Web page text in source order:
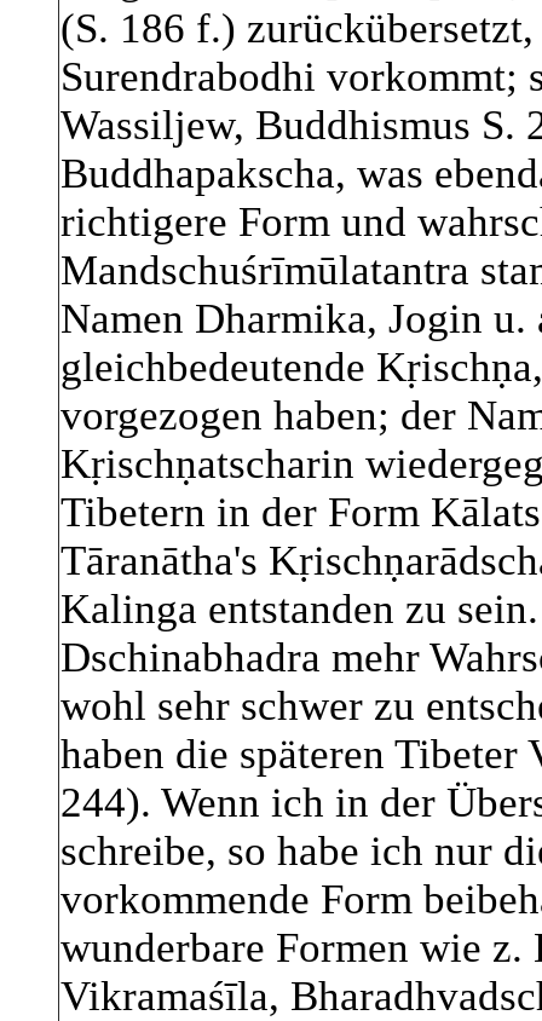
(S. 186 f.)
Surendrabodhi vorkommt;
Wassiljew, Buddhismus S.
Buddhapakscha, was
richtigere Form und
Mandschuśrīmūlatantra
Namen Dharmika, Jogin
gleichbedeutende
vorgezogen haben; der
Kṛischṇatscharin
Tibetern in der Form
Tāranātha's
Kalinga entstanden zu
Dschinabhadra mehr
wohl sehr schwer zu
haben die späteren
244). Wenn ich in der
schreibe, so habe ich nur
vorkommende Form
wunderbare Formen wie
Vikramaśīla,